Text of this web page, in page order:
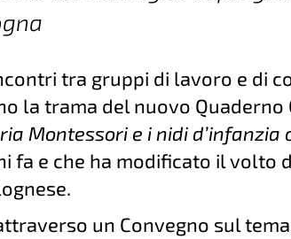
tra gruppi di lavoro e di
la trama del nuovo Quaderno
Montessori e i nidi d’infanzia
fa e che ha modificato il volto
un Convegno sul